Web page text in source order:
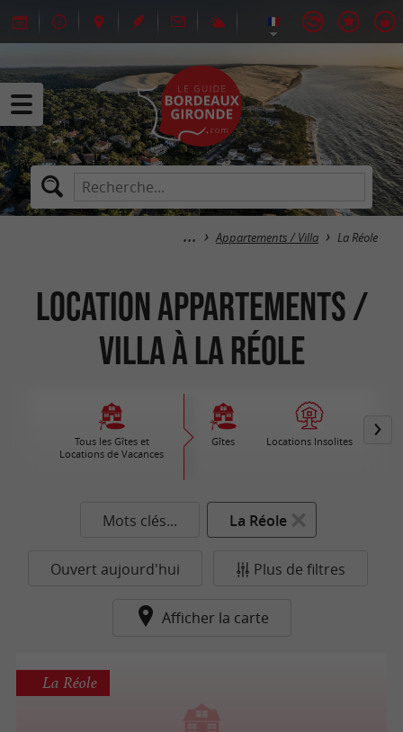
Appartements / Villa La Réole
Location Appartements /
Villa à La Réole
Tous les Gîtes et
Locations de Vacances
Gîtes Locations Insolites
Mots clés... La Réole
Ouvert aujourd'hui Plus de filtres
Afficher la carte
La Réole